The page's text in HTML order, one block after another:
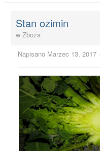
Stan ozimin
w Zboża
Napisano Marzec 13, 2017 ·